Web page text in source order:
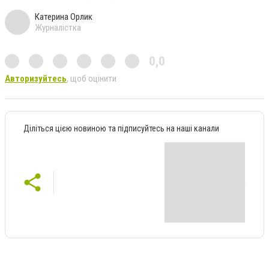
Катерина Орлик
Журналістка
0,0
Авторизуйтесь, щоб оцінити
Діліться цією новиною та підписуйтесь на наші канали